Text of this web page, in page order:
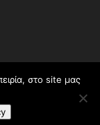
στο site μας